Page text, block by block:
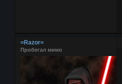
=Razor=
Пробегал мимо